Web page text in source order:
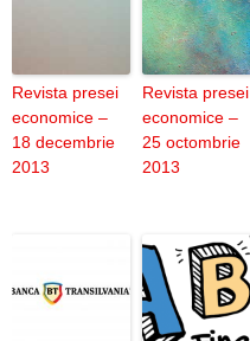
Revista presei
economice –
18 decembrie
2013
Revista presei
economice –
25 octombrie
2013